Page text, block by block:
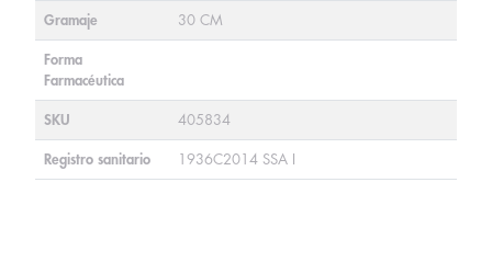
Gramaje 30 CM
Forma
Farmacéutica
SKU 405834
Registro sanitario 1936C2014 SSA I